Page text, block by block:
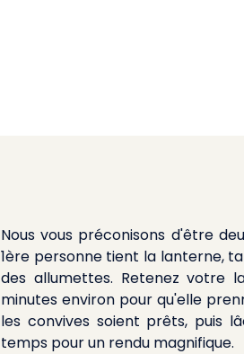
Nous vous préconisons d'être
1ère personne tient la lanterne,
des allumettes. Retenez votre
minutes environ pour qu'elle
les convives soient prêts, puis
temps pour un rendu magnifique.